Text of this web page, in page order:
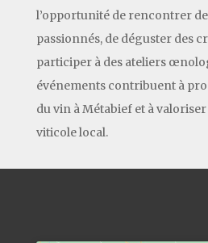
l’opportunité de rencontrer
passionnés, de déguster des
participer à des ateliers
événements contribuent à
du vin à Métabief et à
viticole local.